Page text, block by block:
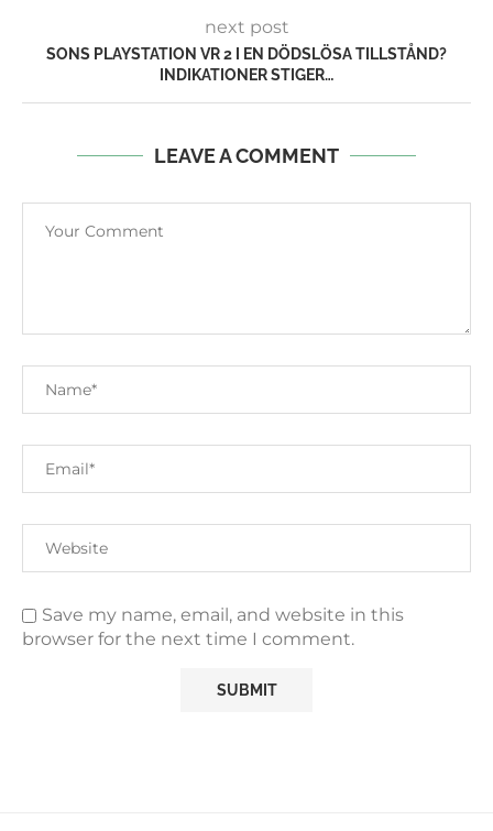
next post
SONS PLAYSTATION VR 2 I EN DÖDSLÖSA TILLSTÅND?
INDIKATIONER STIGER…
LEAVE A COMMENT
Save my name, email, and website in this
browser for the next time I comment.